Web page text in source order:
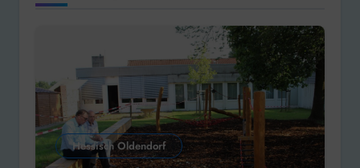
Hessisch Oldendorf